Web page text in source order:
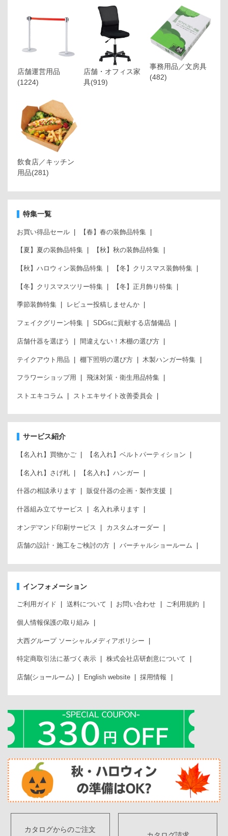
店舗運営用品
(1224)
店舗・オフィス家
具(919)
事務用品／文房具
(482)
飲食店／キッチン
用品(281)
特集一覧
お買い得品セール 【春】春の装飾品特集
【夏】夏の装飾品特集 【秋】秋の装飾品特集
【秋】ハロウィン装飾品特集 【冬】クリスマス装飾特集
【冬】クリスマスツリー特集 【冬】正月飾り特集
季節装飾特集 レビュー投稿しませんか
フェイクグリーン特集 SDGsに貢献する店舗備品
店舗什器を選ぼう 間違えない！木棚の選び方
テイクアウト用品 棚下照明の選び方 木製ハンガー特集
フラワーショップ用 飛沫対策・衛生用品特集
ストエキコラム ストエキサイト改善委員会
サービス紹介
【名入れ】買物かご 【名入れ】ベルトパーティション
【名入れ】さげ札 【名入れ】ハンガー
什器の相談承ります 販促什器の企画・製作支援
什器組み立てサービス 名入れ承ります
オンデマンド印刷サービス カスタムオーダー
店舗の設計・施工をご検討の方 バーチャルショールーム
インフォメーション
ご利用ガイド 送料について お問い合わせ ご利用規約
個人情報保護の取り組み
大西グループ ソーシャルメディアポリシー
特定商取引法に基づく表示 株式会社店研創意について
店舗(ショールーム) English website 採用情報
カタログからのご注文